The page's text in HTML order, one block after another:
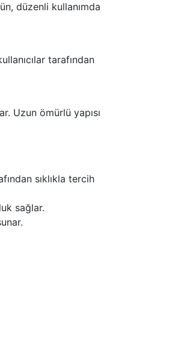
düzenli kullanımda
tarafından
Uzun ömürlü yapısı
sıklıkla tercih
sağlar.